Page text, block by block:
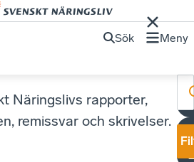
Sök Meny
Näringslivs rapporter,
remissvar och skrivelser.